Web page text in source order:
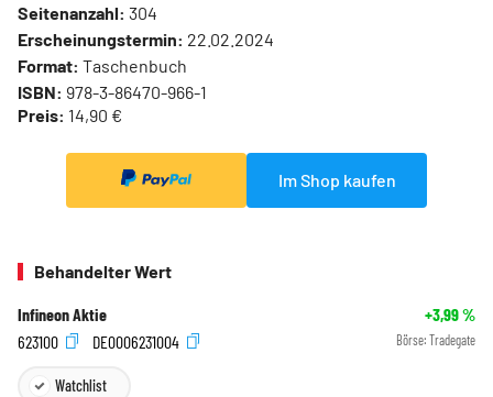
Seitenanzahl: 304
Erscheinungstermin: 22.02.2024
Format: Taschenbuch
ISBN: 978-3-86470-966-1
Preis: 14,90 €
Im Shop kaufen
Behandelter Wert
Infineon Aktie +3,99%
623100
DE0006231004 Börse: Tradegate
Watchlist